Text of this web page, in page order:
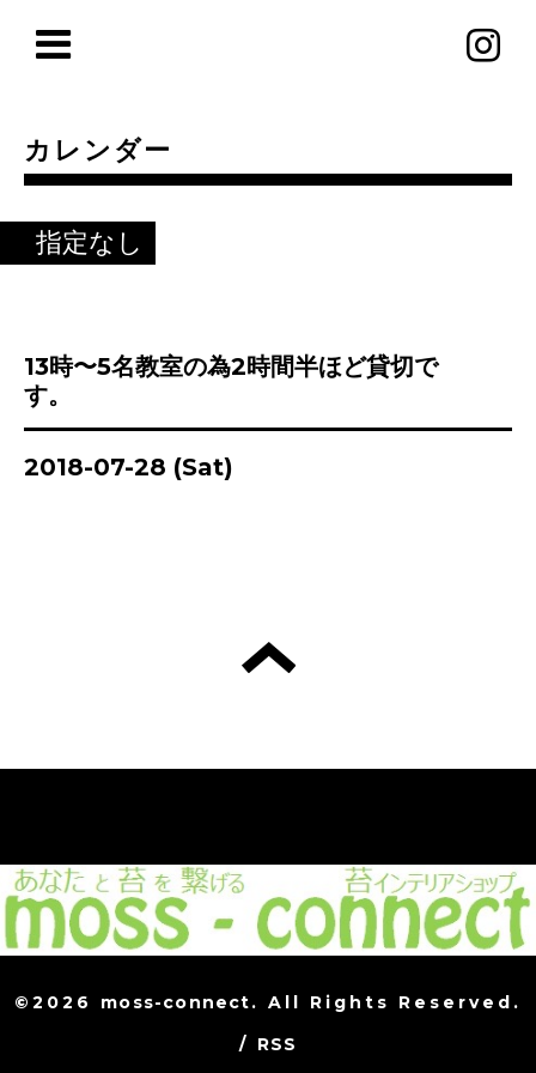
カレンダー
指定なし
13時〜5名教室の為2時間半ほど貸切で
す。
2018-07-28 (Sat)
©2026 moss-connect. All Rights Reserved.
/ RSS